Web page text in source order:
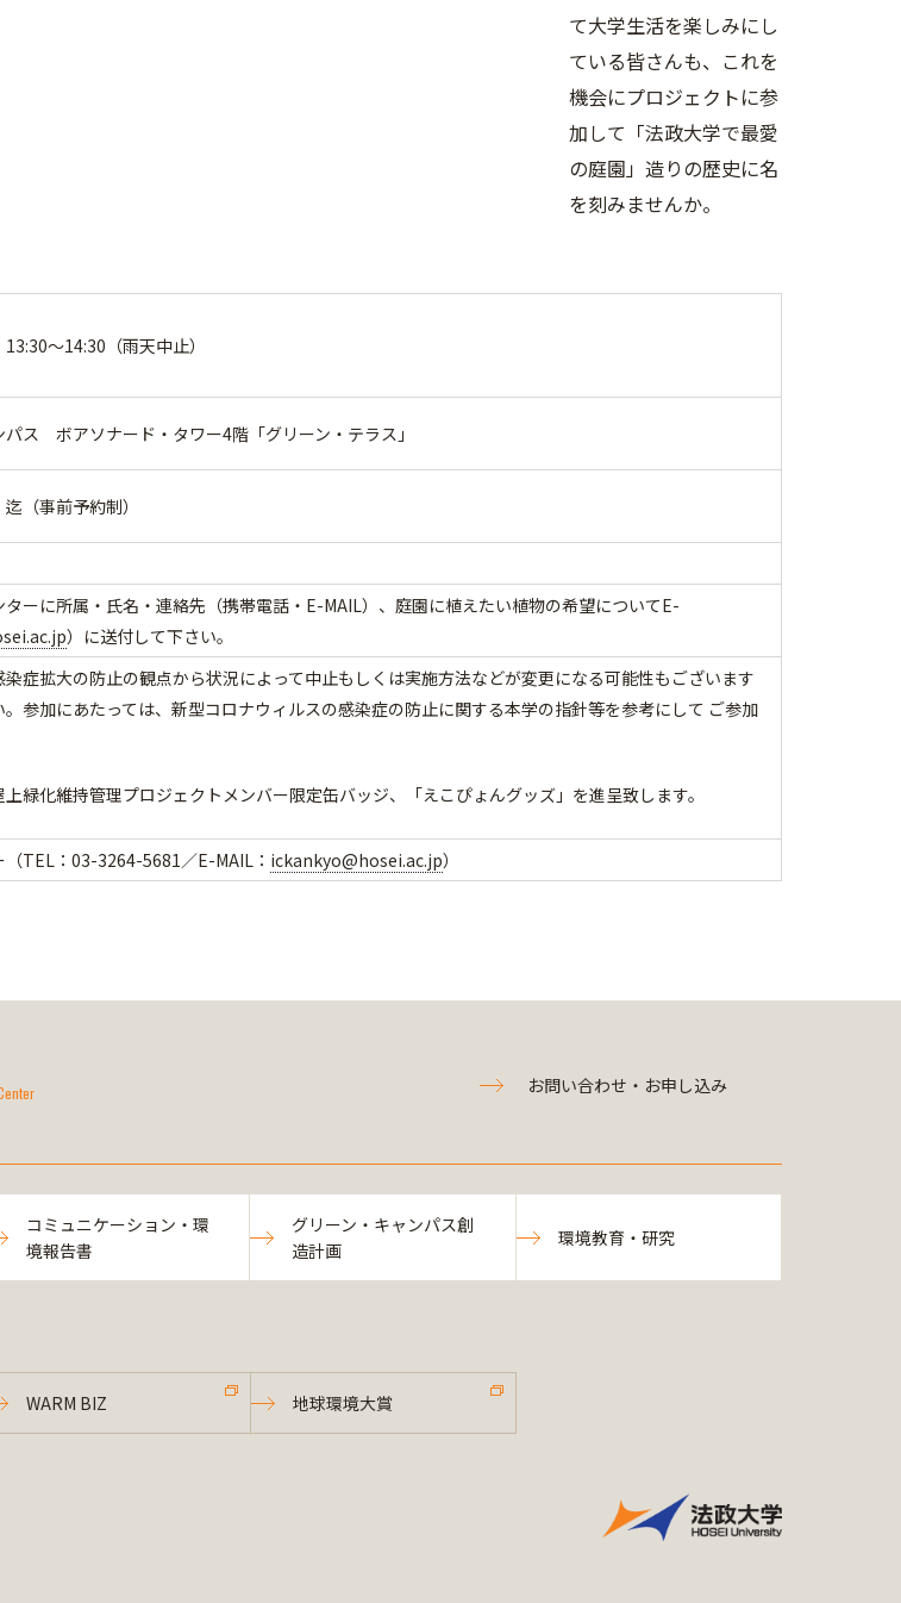
て大学生活を楽しみにし
ている皆さんも、これを
機会にプロジェクトに参
加して「法政大学で最愛
の庭園」造りの歴史に名
を刻みませんか。
～14:30（雨天中止）
ス ボアソナード・タワー4階「グリーン・テラス」
（事前予約制）
ーに所属・氏名・連絡先（携帯電話・E-MAIL）、庭園に植えたい植物の希望についてE-
）に送付して下さい。
症拡大の防止の観点から状況によって中止もしくは実施方法などが変更になる可能性もございます
参加にあたっては、新型コロナウィルスの感染症の防止に関する本学の指針等を参考にして ご参加
緑化維持管理プロジェクトメンバー限定缶バッジ、「えこぴょんグッズ」を進呈致します。
TEL：03-3264-5681／E-MAIL： ickankyo@hosei.ac.jp）
お問い合わせ・お申し込み
コミュニケーション・環
境報告書
グリーン・キャンパス創
造計画
環境教育・研究
WARM BIZ 地球環境大賞